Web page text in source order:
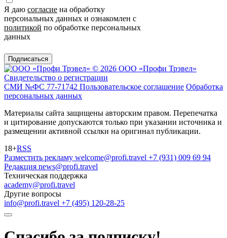
Я даю согласие на обработку
персональных данных и ознакомлен с
политикой по обработке персональных
данных
Подписаться
© 2026 ООО «Профи Трэвeл»
Свидетельство о регистрации
СМИ №ФС 77-71742 Пользовательское соглашение Обработка
персональных данных
Материалы сайта защищены авторским правом. Перепечатка
и цитирование допускаются только при указании источника и
размещении активной ссылки на оригинал публикации.
18+RSS
Разместить рекламу welcome@profi.travel +7 (931) 009 69 94
Редакция news@profi.travel
Техническая поддержка
academy@profi.travel
Другие вопросы
info@profi.travel +7 (495) 120-28-25